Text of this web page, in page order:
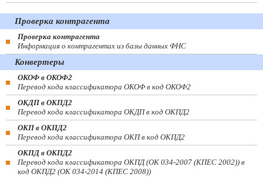
Проверка контрагента
Проверка контрагента
Информация о контрагентах из базы данных ФНС
Конвертеры
ОКОФ в ОКОФ2
Перевод кода классификатора ОКОФ в код ОКОФ2
ОКДП в ОКПД2
Перевод кода классификатора ОКДП в код ОКПД2
ОКП в ОКПД2
Перевод кода классификатора ОКП в код ОКПД2
ОКПД в ОКПД2
Перевод кода классификатора ОКПД (ОК 034-2007 (КПЕС 2002)) в
код ОКПД2 (ОК 034-2014 (КПЕС 2008))